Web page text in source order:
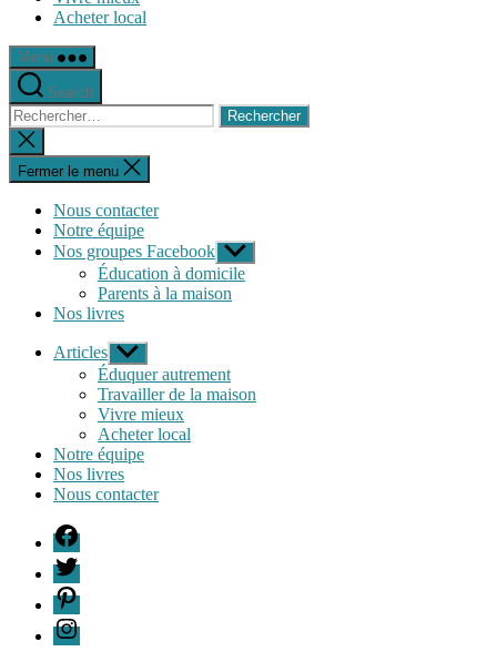
Acheter local
Menu
Search
Rechercher :
Fermer
la
recherche
Fermer le menu
Nous contacter
Notre équipe
Nos groupes Facebook Afficher
le
sous-
menu
Éducation à domicile
Parents à la maison
Nos livres
Articles Afficher
le
sous-
menu
Éduquer autrement
Travailler de la maison
Vivre mieux
Acheter local
Notre équipe
Nos livres
Nous contacter
F
T
P
I